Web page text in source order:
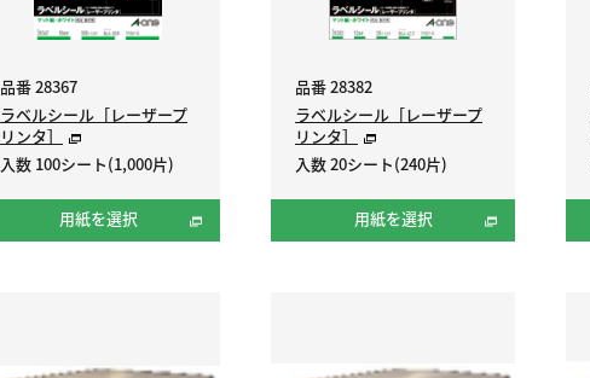
品番 28367
ラベルシール［レーザープ
リンタ］
入数 100シート(1,000片)
用紙を選択
品番 28382
ラベルシール［レーザープ
リンタ］
入数 20シート(240片)
用紙を選択